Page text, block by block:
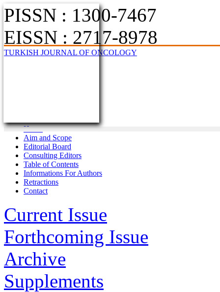
PISSN : 1300-7467
EISSN : 2717-8978
TURKISH JOURNAL OF ONCOLOGY
Home
Aim and Scope
Editorial Board
Consulting Editors
Table of Contents
Informations For Authors
Retractions
Contact
Current Issue
Forthcoming Issue
Archive
Supplements